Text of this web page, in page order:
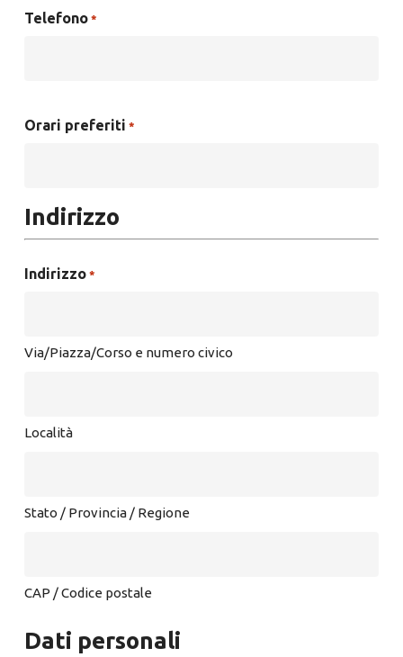
Telefono *
Orari preferiti *
Indirizzo
Indirizzo *
Via/Piazza/Corso e numero civico
Località
Stato / Provincia / Regione
CAP / Codice postale
Dati personali